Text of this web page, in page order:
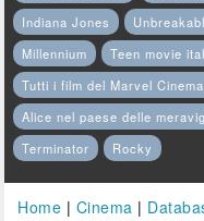
Indiana Jones
Millennium
Teen movie
Tutti i film del Marvel
Alice nel paese delle
Terminator
Rocky
Home | Cinema |